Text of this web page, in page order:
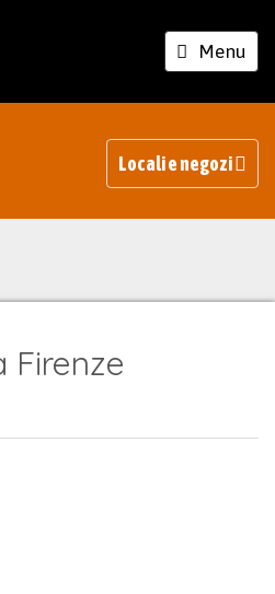
Toggle
navigation
Menu
Locali e negozi
Firenze